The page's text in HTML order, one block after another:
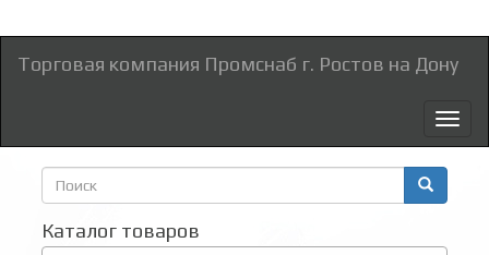
Торговая компания Промснаб г. Ростов на Дону
Форма
поиска
Каталог товаров